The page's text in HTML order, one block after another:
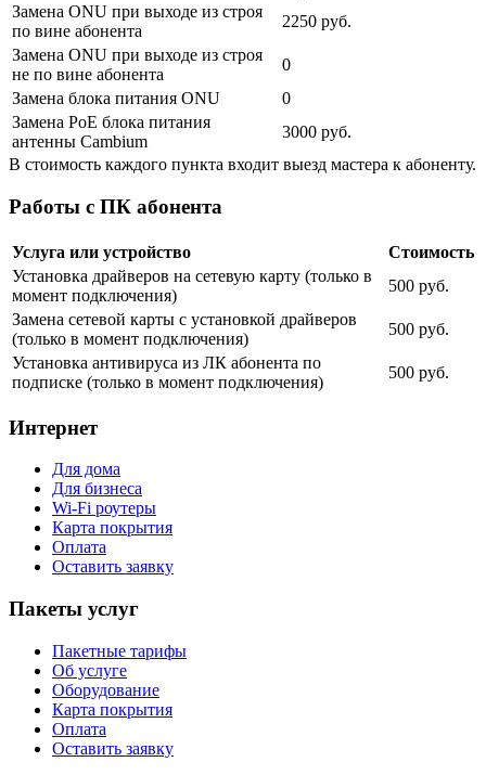
Замена ONU при выходе из строя
по вине абонента
2250 руб.
Замена ONU при выходе из строя
не по вине абонента
0
Замена блока питания ONU
0
Замена PoE блока питания
антенны Cambium
3000 руб.
В стоимость каждого пункта входит выезд мастера к абоненту.
Работы с ПК абонента
Услуга или устройство
Стоимость
Установка драйверов на сетевую карту (только в
момент подключения)
500 руб.
Замена сетевой карты с установкой драйверов
(только в момент подключения)
500 руб.
Установка антивируса из ЛК абонента по
подписке (только в момент подключения)
500 руб.
Интернет
Для дома
Для бизнеса
Wi-Fi роутеры
Карта покрытия
Оплата
Оставить заявку
Пакеты услуг
Пакетные тарифы
Об услуге
Оборудование
Карта покрытия
Оплата
Оставить заявку